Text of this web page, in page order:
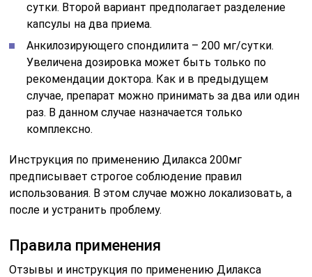
сутки. Второй вариант предполагает разделение
капсулы на два приема.
Анкилозирующего спондилита – 200 мг/сутки.
Увеличена дозировка может быть только по
рекомендации доктора. Как и в предыдущем
случае, препарат можно принимать за два или один
раз. В данном случае назначается только
комплексно.
Инструкция по применению Дилакса 200мг
предписывает строгое соблюдение правил
использования. В этом случае можно локализовать, а
после и устранить проблему.
Правила применения
Отзывы и инструкция по применению Дилакса